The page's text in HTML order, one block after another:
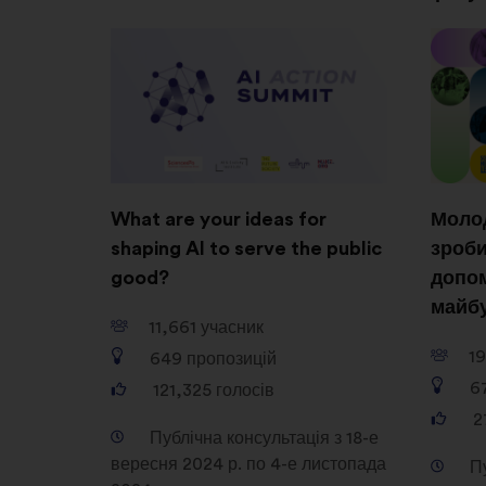
What are your ideas for
shaping AI to serve the public
good?
11,661 учасник
649 пропозицій
121,325 голосів
Публічна консультація з 18-е
вересня 2024 р. по 4-е листопада